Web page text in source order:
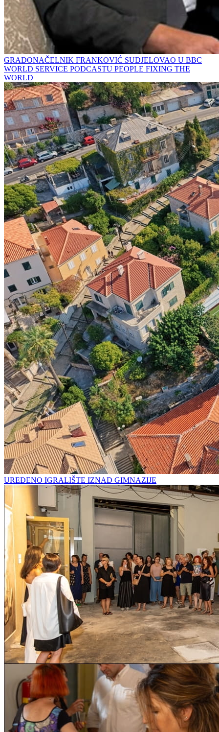
GRADONAČELNIK FRANKOVIĆ SUDJELOVAO U BBC
WORLD SERVICE PODCASTU PEOPLE FIXING THE
WORLD
UREĐENO IGRALIŠTE IZNAD GIMNAZIJE